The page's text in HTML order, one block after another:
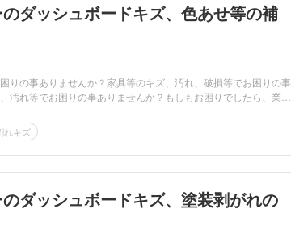
ダッシュボードキズ、色あせ等の補
りの事ありませんか？家具等のキズ、汚れ、破損等でお困りの事
汚れ等でお困りの事ありませんか？もしもお困りでしたら、業
れキズ
ダッシュボードキズ、塗装剥がれの